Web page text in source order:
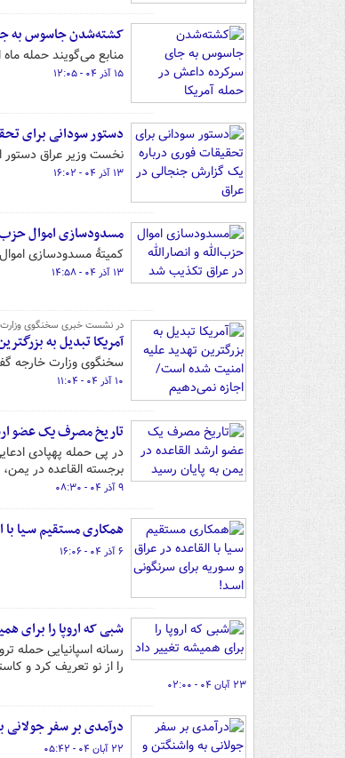
کشته‌شدن جاسوس به
منابع می‌گویند حمله
۱۵ آذر ۰۴ - ۱۲:۰۵
دستور سودانی برای
نخست وزیر عراق
۱۳ آذر ۰۴ - ۱۶:۰۲
مسدودسازی اموال
کمیتهٔ مسدودسازی
۱۳ آذر ۰۴ - ۱۴:۵۸
در نشست خبری سخنگوی وزارت
آمریکا تبدیل به
سخنگوی وزارت خارجه
۱۰ آذر ۰۴ - ۱۱:۰۴
تاریخ مصرف یک عضو
در پی حمله پهپادی
برجسته القاعده در
۹ آذر ۰۴ - ۰۸:۳۰
همکاری مستقیم سـیا با
۶ آذر ۰۴ - ۱۶:۰۶
شبی که اروپا را برای
را از نو تعریف کرد و
۲۳ آبان ۰۴ - ۰۲:۰۰
درآمدی بر سفر
۲۲ آبان ۰۴ - ۰۵:۴۲